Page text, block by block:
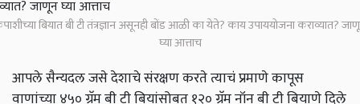
बियात बी टी तंत्रज्ञान असूनही बोंड आळी का येते? काय उपाययोजना कराव्यात?
घ्या आत्ताच
आपले सैन्यदल जसे देशाचे संरक्षण करते त्याचं प्रमाणे कापूस
वाणांच्या ४५० ग्रॅम बी टी बियांसोबत १२० ग्रॅम नॉन बी टी बियाणे दिले